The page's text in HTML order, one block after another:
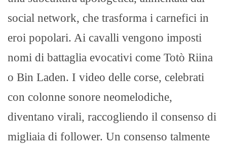
social network, che trasforma i carnefici in
eroi popolari. Ai cavalli vengono imposti
nomi di battaglia evocativi come Totò Riina
o Bin Laden. I video delle corse, celebrati
con colonne sonore neomelodiche,
diventano virali, raccogliendo il consenso di
migliaia di follower. Un consenso talmente